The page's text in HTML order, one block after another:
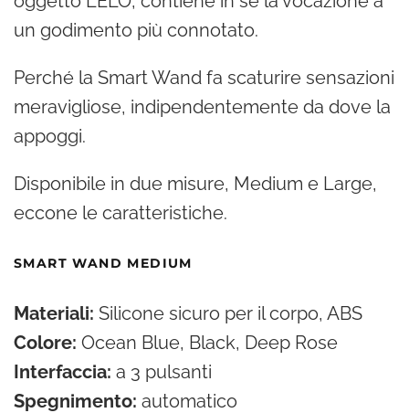
un godimento più connotato.
Perché la Smart Wand fa scaturire sensazioni
meravigliose, indipendentemente da dove la
appoggi.
Disponibile in due misure, Medium e Large,
eccone le caratteristiche.
SMART WAND MEDIUM
Materiali: Silicone sicuro per il corpo, ABS
Colore: Ocean Blue, Black, Deep Rose
Interfaccia: a 3 pulsanti
Spegnimento: automatico